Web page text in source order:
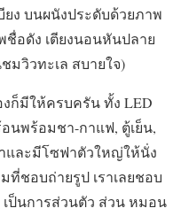
ยง บนผนังประดับด้วยภาพ
อดัง เตียงนอนหันปลาย
มวิวทะเล สบายใจ)
ก็มีให้ครบครัน ทั้ง LED
นพร้อมชา-กาแฟ, ตู้เย็น,
และมีโซฟาตัวใหญ่ให้นั่ง
ที่ชอบถ่ายรูป เราเลยชอบ
เป็นการส่วนตัว ส่วน หมอน